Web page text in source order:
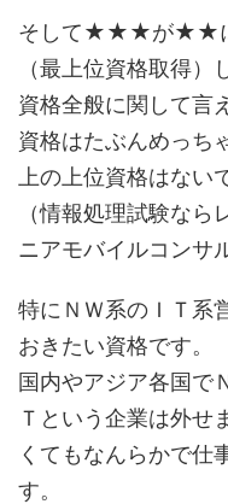
そして★★★が★★に
（最上位資格取得）
資格全般に関して言
資格はたぶんめっち
上の上位資格はない
（情報処理試験な
ニアモバイルコンサ
特にＮＷ系のＩＴ系
おきたい資格です。
国内やアジア各国で
Ｔという企業は外せ
くてもなんらかで仕
す。